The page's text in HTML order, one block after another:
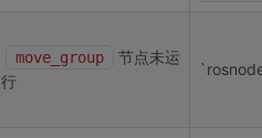
move_group
节点未运
行